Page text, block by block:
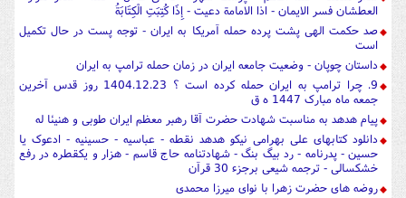
العطشان فسر الایمان - اذا الامامة دعیت - إِذَا كُتِبَتِ الْكِتَابَةُ
صد حکمت الهی پشت پرده حمله آمریکا به ایران - توجه پست در حال تکمیل
است
داستان چوپان - وضعیت جامعه ایران در زمان حمله ترامپ به ایران
9. چرا ترامپ به ایران حمله کرده است ؟ 1404.12.23 روز قدس آخرین
جمعه ماه مبارک 1447 ه ق
پیام هدهد به مناسبت شهادت حضرت آقا رهبر معظم ایران طوبی و هنیئا له
دانلود کتابهای علی بهرامی نیکو هدهد نقطه - عباسیه - حسینیه - ادعوک یا
حسین - پدرنامه - رد بیگ بنگ - شهادتنامه حاج قاسم - هزار و یکقطره در رفع
خشکسالی - ترجمه شیعی برجزء 30 قرآن
روضه های حضرت زهرا با نوای میرزا محمدی